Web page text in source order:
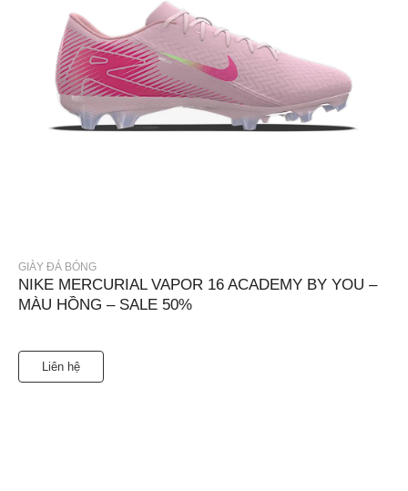
GIÀY ĐÁ BÓNG
NIKE MERCURIAL VAPOR 16 ACADEMY BY YOU –
MÀU HỒNG – SALE 50%
Liên hệ